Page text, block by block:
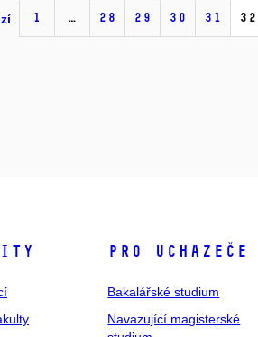
1 … 28 29 30 31 32
Pro uchazeče
Bakalářské studium
Navazující magisterské